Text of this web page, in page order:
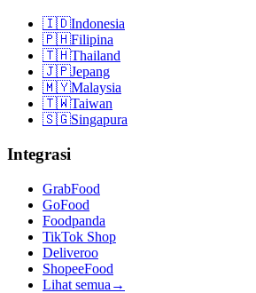
🇮🇩Indonesia
🇵🇭Filipina
🇹🇭Thailand
🇯🇵Jepang
🇲🇾Malaysia
🇹🇼Taiwan
🇸🇬Singapura
Integrasi
GrabFood
GoFood
Foodpanda
TikTok Shop
Deliveroo
ShopeeFood
Lihat semua →